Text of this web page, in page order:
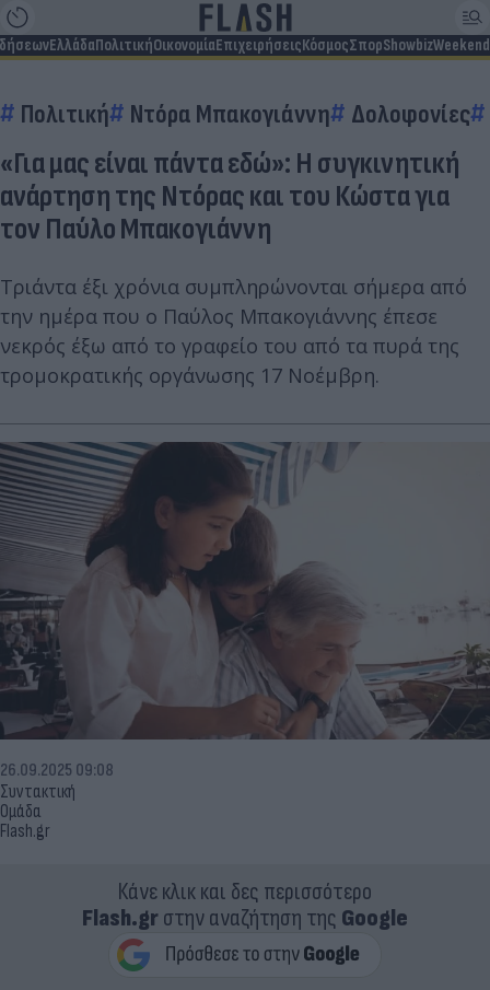
ΕλλάδαΠολιτικήΟικονομίαΕπιχειρήσειςΚόσμοςΣπορShowbizWeekend
Πολιτική Ντόρα Μπακογιάννη Δολοφονίες
«Για μας είναι πάντα εδώ»: Η συγκινητική
ανάρτηση της Ντόρας και του Κώστα για
τον Παύλο Μπακογιάννη
Τριάντα έξι χρόνια συμπληρώνονται σήμερα από
την ημέρα που ο Παύλος Μπακογιάννης έπεσε
νεκρός έξω από το γραφείο του από τα πυρά της
τρομοκρατικής οργάνωσης 17 Νοέμβρη.
Συντακτική
Ομάδα
Flash.gr
26.09.2025 09:08
Κάνε κλικ και δες περισσότερο
Flash.grστην αναζήτηση της Google